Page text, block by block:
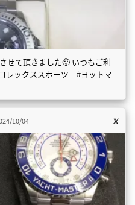
せて頂きました🙂 いつもご利
レックススポーツ #ヨットマ
10/04